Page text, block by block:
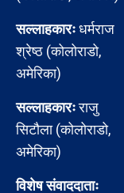
सल्लाहकारःधर्मराज
श्रेष्ठ (कोलोराडो,
अमेरिका)
सल्लाहकारःराजु
सिटौला (कोलोराडो,
अमेरिका)
विशेष संवाददाताः